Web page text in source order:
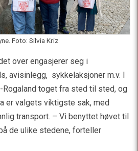
Foto: Silvia Kriz
over engasjerer seg i
avisinlegg, sykkelaksjoner m.v. I
Rogaland toget fra sted til sted, og
er valgets viktigste sak, med
transport. – Vi benyttet høvet til
de ulike stedene, forteller